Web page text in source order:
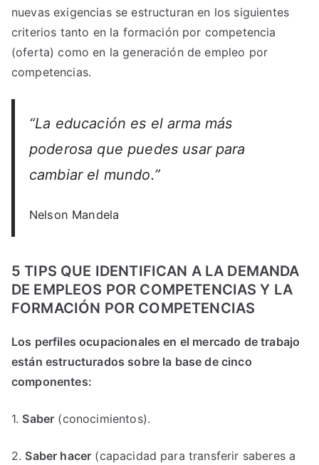
nuevas exigencias se estructuran en los siguientes
criterios tanto en la formación por competencia
(oferta) como en la generación de empleo por
competencias.
“La educación es el arma más
poderosa que puedes usar para
cambiar el mundo.”
Nelson Mandela
5 TIPS QUE IDENTIFICAN A LA DEMANDA
DE EMPLEOS POR COMPETENCIAS Y LA
FORMACIÓN POR COMPETENCIAS
Los perfiles ocupacionales en el mercado de trabajo
están estructurados sobre la base de cinco
componentes:
1. Saber (conocimientos).
2. Saber hacer (capacidad para transferir saberes a